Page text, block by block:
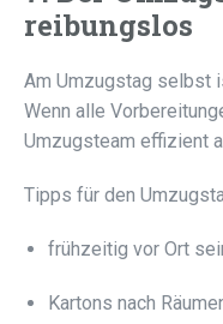
reibungslos
Am Umzugstag selbst
Wenn alle
Umzugsteam effizient
Tipps für den
frühzeitig vor Ort
Kartons nach